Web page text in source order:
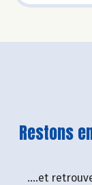
Restons
....et